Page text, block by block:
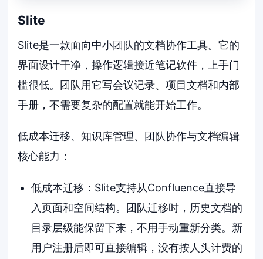
Slite
Slite是一款面向中小团队的文档协作工具。它的
界面设计干净，操作逻辑接近笔记软件，上手门
槛很低。团队用它写会议记录、项目文档和内部
手册，不需要复杂的配置就能开始工作。
低成本迁移、知识库管理、团队协作与文档编辑
核心能力：
低成本迁移：Slite支持从Confluence直接导
入页面和空间结构。团队迁移时，历史文档的
目录层级能保留下来，不用手动重新分类。新
用户注册后即可直接编辑，没有按人头计费的